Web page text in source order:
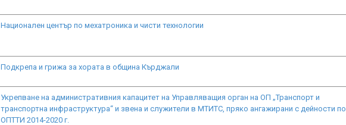
Национален център по мехатроника и чисти технологии
Подкрепа и грижа за хората в община Кърджали
Укрепване на административния капацитет на Управляващия орган на ОП „Транспорт и
транспортна инфраструктура“ и звена и служители в МТИТС, пряко ангажирани с дейности по
ОПТТИ 2014-2020 г.